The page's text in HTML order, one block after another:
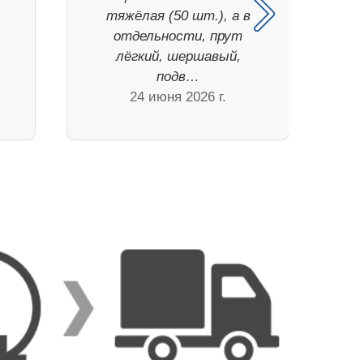
тяжёлая (50 шт.), а в
отдельности, прут
лёгкий, шершавый,
подв…
24 июня 2026 г.